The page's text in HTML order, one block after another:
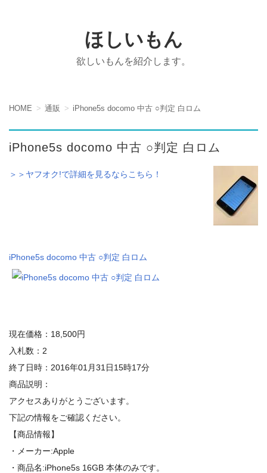
ほしいもん
欲しいもんを紹介します。
HOME 通販 iPhone5s docomo 中古 ○判定 白ロム
iPhone5s docomo 中古 ○判定 白ロム
＞＞ヤフオク!で詳細を見るならこちら！
iPhone5s docomo 中古 ○判定 白ロム
現在価格：18,500円
入札数：2
終了日時：2016年01月31日15時17分
商品説明：
アクセスありがとうございます。
下記の情報をご確認ください。
【商品情報】
・メーカー:Apple
・商品名:iPhone5s 16GB 本体のみです。